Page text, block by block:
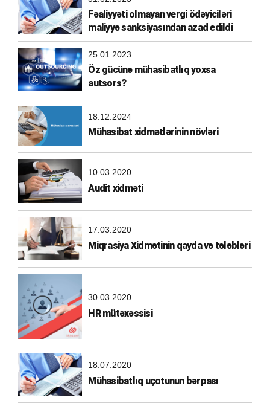
Fəaliyyəti olmayan vergi ödəyiciləri
maliyyə sanksiyasından azad edildi
25.01.2023
Öz gücünə mühasibatlıq yoxsa
autsors?
18.12.2024
Mühasibat xidmətlərinin növləri
10.03.2020
Audit xidməti
17.03.2020
Miqrasiya Xidmətinin qayda və tələbləri
30.03.2020
HR mütəxəssisi
18.07.2020
Mühasibatlıq uçotunun bərpası